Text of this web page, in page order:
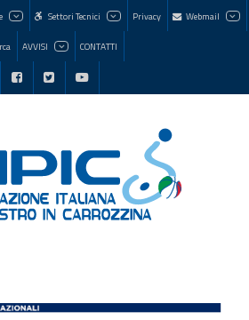
Settori Tecnici Privacy Webmail
AVVISI CONTATTI